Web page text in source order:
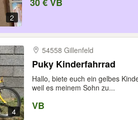
2
4
54558 Gillenfeld
Puky Kinderfahrrad
Hallo, biete euch ein gelbes
weil es meinem Sohn zu...
VB